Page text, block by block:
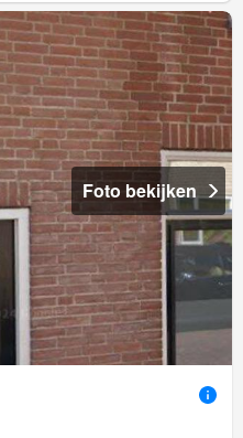
Foto bekijken